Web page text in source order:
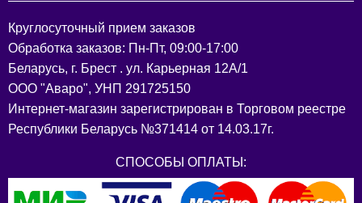
Круглосуточный прием заказов
Обработка заказов: Пн-Пт, 09:00-17:00
Беларусь, г. Брест . ул. Карьерная 12А/1
ООО "Аваро", УНП 291725150
Интернет-магазин зарегистрирован в Торговом реестре
Республики Беларусь №371414 от 14.03.17г.
СПОСОБЫ ОПЛАТЫ: